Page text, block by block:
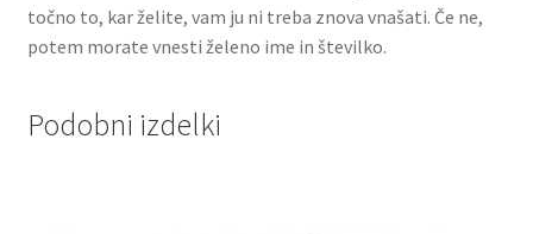
točno to, kar želite, vam ju ni treba znova vnašati. Če ne,
potem morate vnesti želeno ime in številko.
Podobni izdelki